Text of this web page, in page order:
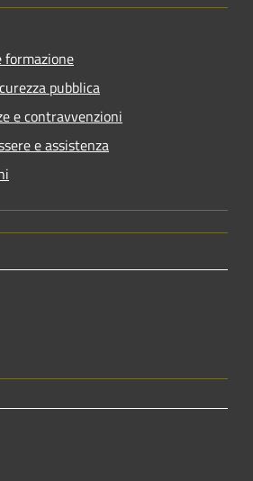
formazione
pubblica
e contravvenzioni
e assistenza